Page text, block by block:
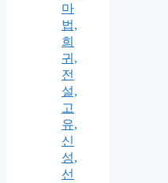
마
법,
희
귀,
전
설,
고
유,
신
성,
선